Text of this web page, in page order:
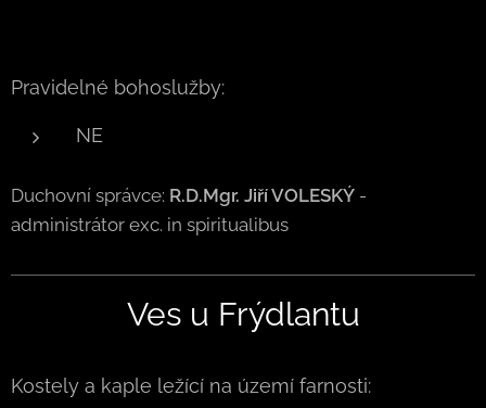
Pravidelné bohoslužby:
NE
Duchovní správce: R.D.Mgr. Jiří VOLESKÝ -
administrátor exc. in spiritualibus
Ves u Frýdlantu
Kostely a kaple ležící na území farnosti: